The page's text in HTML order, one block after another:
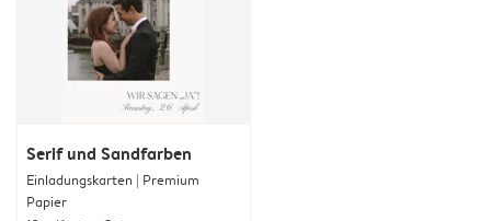
Serif und Sandfarben
Einladungskarten | Premium
Papier